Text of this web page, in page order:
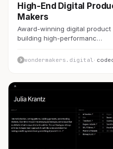
High-End Digital
Makers
Award-winning digital product
building high-performanc…
wondermakers.digital ·